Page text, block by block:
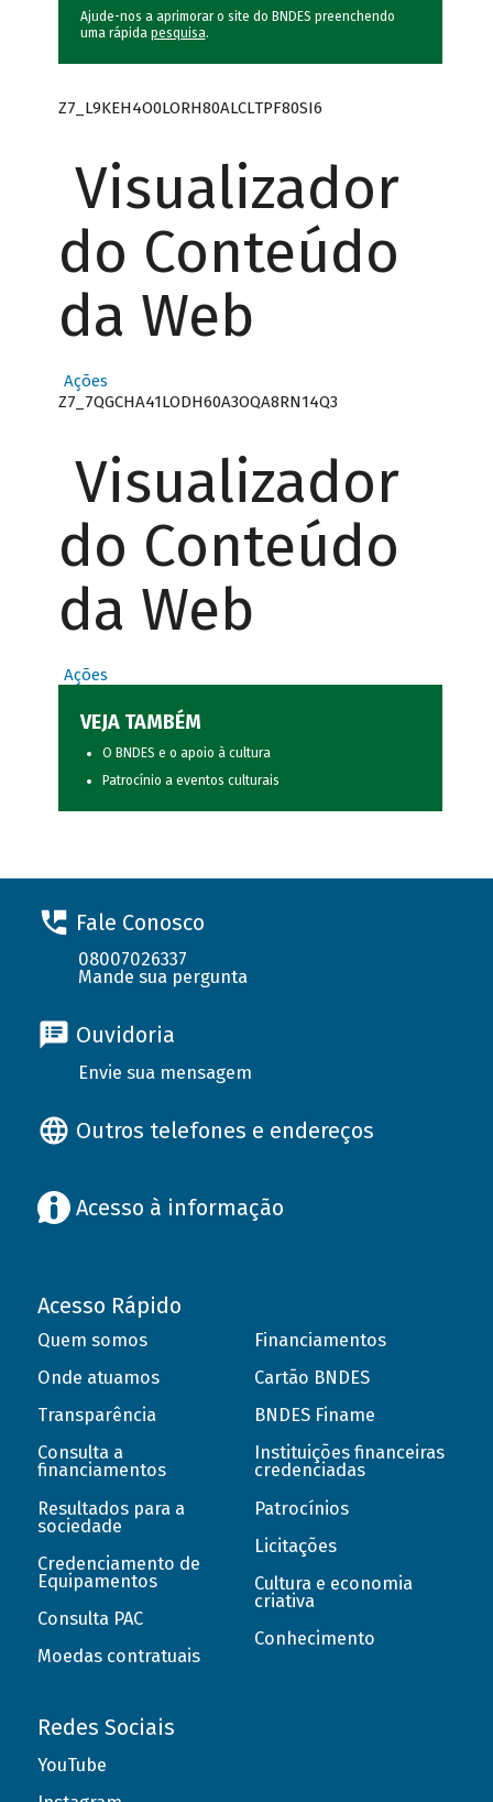
Ajude-nos a aprimorar o site do BNDES preenchendo
uma rápida pesquisa.
Z7_L9KEH4O0LORH80ALCLTPF80SI6
Visualizador
do Conteúdo
da Web
Ações
Z7_7QGCHA41LODH60A3OQA8RN14Q3
Visualizador
do Conteúdo
da Web
Ações
VEJA TAMBÉM
O BNDES e o apoio à cultura
Patrocínio a eventos culturais
Fale Conosco
08007026337
Mande sua pergunta
Ouvidoria
Envie sua mensagem
Outros telefones e endereços
Acesso à informação
Acesso Rápido
Quem somos
Onde atuamos
Transparência
Consulta a
financiamentos
Resultados para a
sociedade
Credenciamento de
Equipamentos
Consulta PAC
Moedas contratuais
Financiamentos
Cartão BNDES
BNDES Finame
Instituições financeiras
credenciadas
Patrocínios
Licitações
Cultura e economia
criativa
Conhecimento
Redes Sociais
YouTube